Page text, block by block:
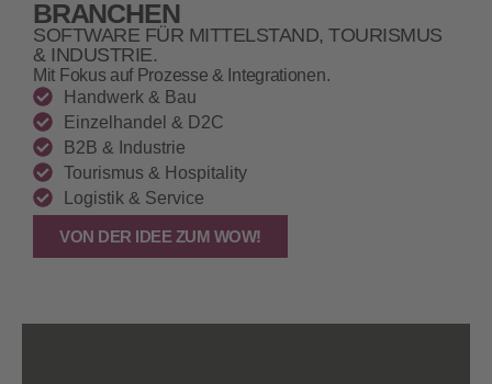
BRANCHEN
SOFTWARE FÜR MITTELSTAND, TOURISMUS
& INDUSTRIE.
Mit Fokus auf Prozesse & Integrationen.
Handwerk & Bau
Einzelhandel & D2C
B2B & Industrie
Tourismus & Hospitality
Logistik & Service
VON DER IDEE ZUM WOW!